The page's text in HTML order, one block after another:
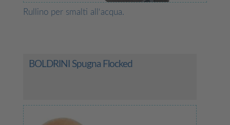
Rullino per smalti all‘acqua.
BOLDRINI Spugna Flocked